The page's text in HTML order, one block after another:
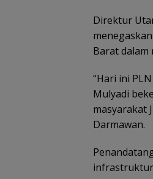
Direktur
Barat
“Hari ini
Mulyadi
masyarakat
Darmawan.
infrastruktur